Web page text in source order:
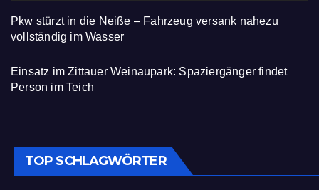
Pkw stürzt in die Neiße – Fahrzeug versank nahezu
vollständig im Wasser
Einsatz im Zittauer Weinaupark: Spaziergänger findet
Person im Teich
TOP SCHLAGWÖRTER